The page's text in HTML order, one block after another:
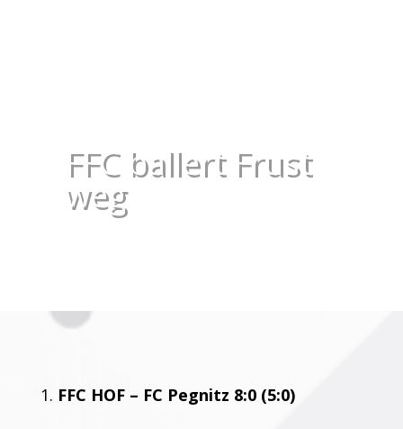
FFC ballert Frust
weg
FFC HOF – FC Pegnitz 8:0 (5:0)